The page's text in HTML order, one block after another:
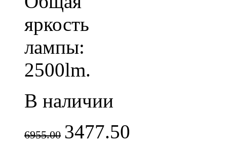
яркость
лампы:
2500lm.
В наличии
6955.00 3477.50